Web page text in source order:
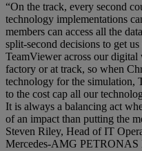
“On the track, every second
technology implementations
members can access all the
split-second decisions to get
TeamViewer across our
factory or at track, so when
technology for the simulation,
to the cost cap all our
It is always a balancing act
of an impact than putting the
Steven Riley, Head of IT
Mercedes-AMG PETRONAS